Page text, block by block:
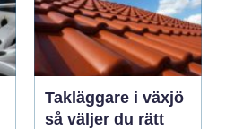
Takläggare i växjö
så väljer du rätt